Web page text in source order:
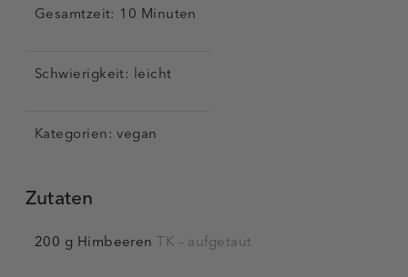
Gesamtzeit: 10 Minuten
Schwierigkeit: leicht
Kategorien: vegan
Zutaten
200 g Himbeeren TK – aufgetaut